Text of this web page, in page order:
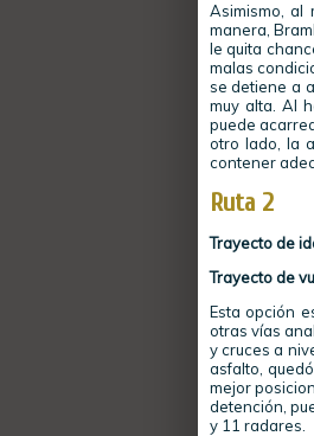
Asimismo, al
manera,
le quita
malas
se detiene a
muy alta. Al
puede
otro lado, la
contener
Ruta 2
Trayecto de
Trayecto de
Esta opción
otras vías
y cruces a
asfalto,
mejor
detención,
y 11 radares.